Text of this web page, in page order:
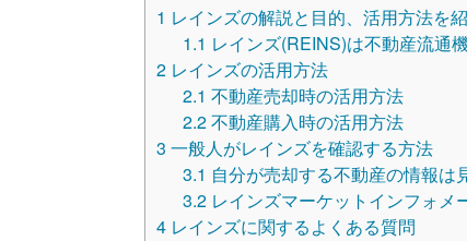
1 レインズの解説と目的、活用方法を
1.1 レインズ(REINS)は不動産流通
2 レインズの活用方法
2.1 不動産売却時の活用方法
2.2不動産購入時の活用方法
3 一般人がレインズを確認する方法
3.1 自分が売却する不動産の情報は
3.2 レインズマーケットインフォメ
4 レインズに関するよくある質問